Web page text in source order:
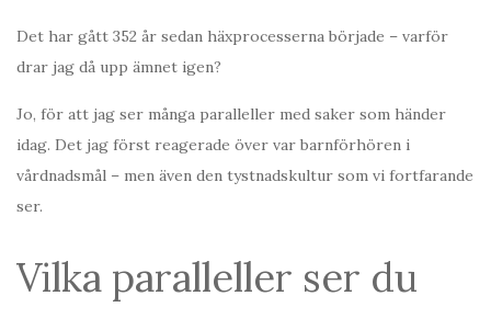
Det har gått 352 år sedan häxprocesserna började – varför
drar jag då upp ämnet igen?
Jo, för att jag ser många paralleller med saker som händer
idag. Det jag först reagerade över var barnförhören i
vårdnadsmål – men även den tystnadskultur som vi fortfarande
ser.
Vilka paralleller ser du